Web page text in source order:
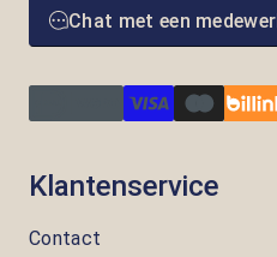
Chat met een
Klantenservice
Contact